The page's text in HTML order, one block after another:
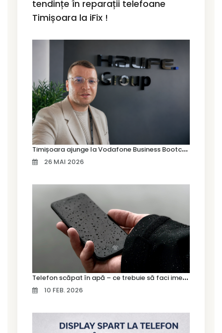
tendințe în reparații telefoane
Timișoara la iFix !
T
imișoara ajunge la Vodafone Business Bootcamp prin Marius Cermian de la Armour România
26 MAI 2026
T
elefon scăpat în apă – ce trebuie să faci imediat și ce greșeli să eviți
10 FEB. 2026